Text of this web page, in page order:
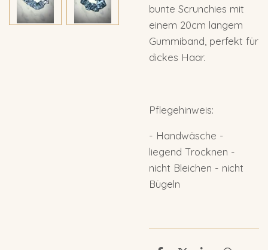
bunte Scrunchies mit
einem 20cm langem
Gummiband, perfekt für
dickes Haar.
Pflegehinweis:
- Handwäsche -
liegend Trocknen -
nicht Bleichen - nicht
Bügeln